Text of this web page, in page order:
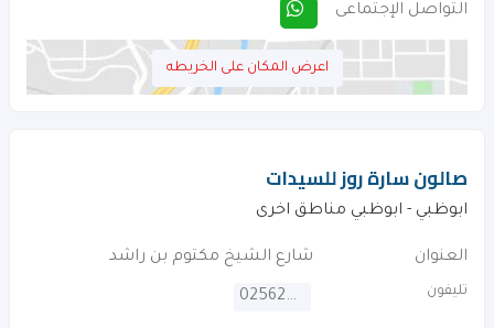
التواصل الإجتماعى
اعرض المكان على الخريطه
صالون سارة روز للسيدات
ابوظبي - ابوظبي مناطق اخرى
العنوان شارع الشيخ مكتوم بن راشد
تليفون 025620331